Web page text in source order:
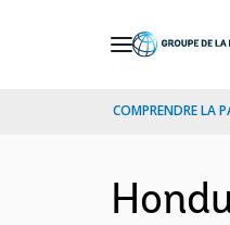
COMPRENDRE LA